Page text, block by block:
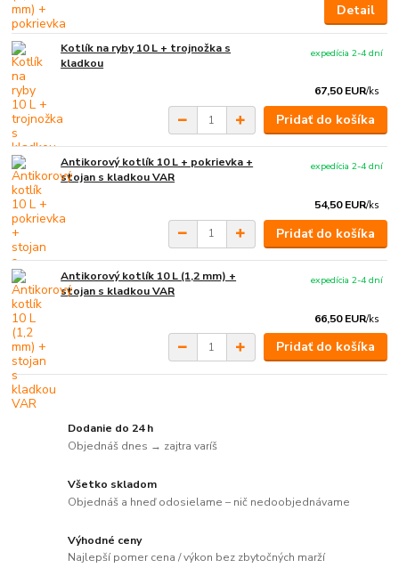
Detail
Kotlík na ryby 10 L + trojnožka s
kladkou
67,50 EUR/ks
expedícia 2-4 dní
Pridať do košíka
Antikorový kotlík 10 L + pokrievka +
stojan s kladkou VAR
54,50 EUR/ks
expedícia 2-4 dní
Pridať do košíka
Antikorový kotlík 10 L (1,2 mm) +
stojan s kladkou VAR
66,50 EUR/ks
expedícia 2-4 dní
Pridať do košíka
Dodanie do 24 h
Objednáš dnes → zajtra varíš
Všetko skladom
Objednáš a hneď odosielame – nič nedoobjednávame
Výhodné ceny
Najlepší pomer cena / výkon bez zbytočných marží